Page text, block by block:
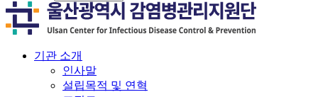
기관 소개
인사말
설립목적 및 연혁